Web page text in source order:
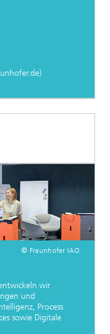
© Fraunhofer IAO
wir
und
Process
sowie Digitale